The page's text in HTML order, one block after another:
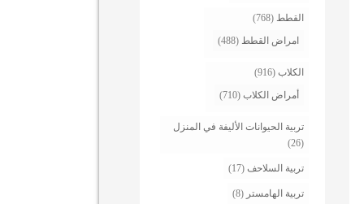
القطط (768)
امراض القطط (488)
الكلاب (916)
أمراض الكلاب (710)
تربية الحيوانات الأليفة في المنزل
(26)
تربية السلاحف (17)
تربية الهامستر (8)